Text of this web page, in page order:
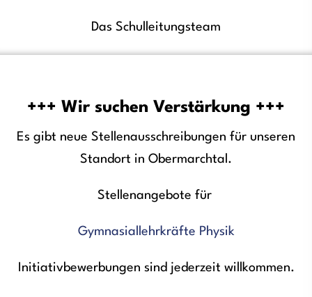
Das Schulleitungsteam
+++ Wir suchen Verstärkung +++
Es gibt neue Stellenausschreibungen für unseren
Standort in Obermarchtal.
Stellenangebote für
Gymnasiallehrkräfte Physik
Initiativbewerbungen sind jederzeit willkommen.